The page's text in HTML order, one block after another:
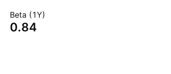
Beta (1Y)
0.84